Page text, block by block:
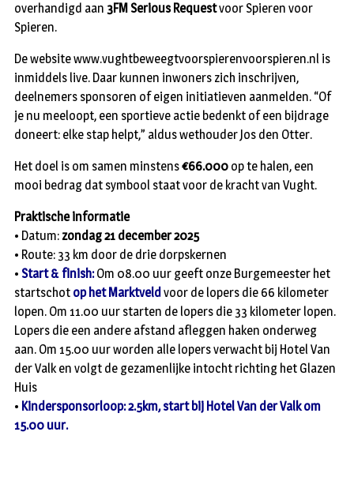
overhandigd aan 3FM Serious Requestvoor Spieren voor
Spieren.
De website www.vughtbeweegtvoorspierenvoorspieren.nl is
inmiddels live. Daar kunnen inwoners zich inschrijven,
deelnemers sponsoren of eigen initiatieven aanmelden. “Of
je nu meeloopt, een sportieve actie bedenkt of een bijdrage
doneert: elke stap helpt,” aldus wethouder Jos den Otter.
Het doel is om samen minstens€66.000 op te halen, een
mooi bedrag dat symbool staat voor de kracht van Vught.
Praktische informatie
• Datum: zondag 21 december 2025
• Route: 33 km door de drie dorpskernen
• Start & finish:Om 08.00 uur geeft onze Burgemeester het
startschot op het Marktveld voor de lopers die 66 kilometer
lopen. Om 11.00 uur starten de lopers die 33 kilometer lopen.
Lopers die een andere afstand afleggen haken onderweg
aan. Om 15.00 uur worden alle lopers verwacht bij Hotel Van
der Valk en volgt de gezamenlijke intocht richting het Glazen
Huis
• Kindersponsorloop: 2.5km, start bij Hotel Van der Valk om
15.00 uur.